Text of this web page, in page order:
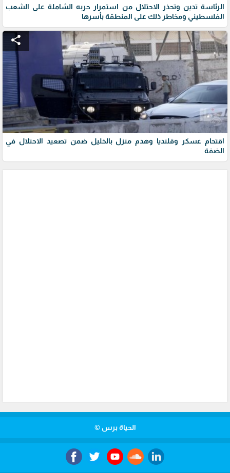
الرئاسة تدين وتحذر الاحتلال من استمرار حربه الشاملة على الشعب
الفلسطيني ومخاطر ذلك على المنطقة بأسرها
share
اقتحام عسكر وقلنديا وهدم منزل بالخليل ضمن تصعيد الاحتلال في
الضفة
الحياة برس ©